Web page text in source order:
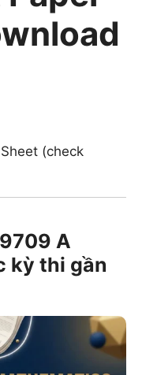
(check
A
kỳ thi gần